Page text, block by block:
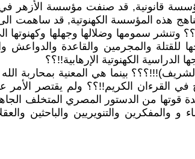
قانونية, قد صنفت مؤسسة الأزهر
هذه المؤسسة الكهنوتية, قد ساهمت الى
سمومها وضلالها وجهلها
والمجرمين والقاعدة والدواعش
الكهنوتية الإرهابية!!؟؟
بينما هي المعنية بمحاربة
في القرءان الكريم!!؟؟ ولم يقتصر
قوتها من الدستور المصري المتخلف
و والمفكرين والتنويريين والباحثين